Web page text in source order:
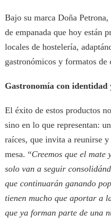
Bajo su marca Doña
de empanada que hoy están
locales de hostelería,
gastronómicos y formatos de
Gastronomía con identidad
El éxito de estos productos
sino en lo que representan:
raíces, que invita a reunirse
mesa. “Creemos que el mate
solo van a seguir
que continuarán ganando
tienen mucho que aportar a
que ya forman parte de una